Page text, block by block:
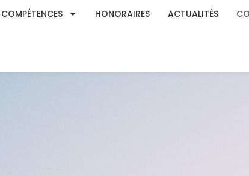
COMPÉTENCES HONORAIRES ACTUALITÉS